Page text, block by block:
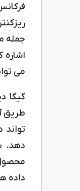
جمله
می
گیگا
دهد.
داده